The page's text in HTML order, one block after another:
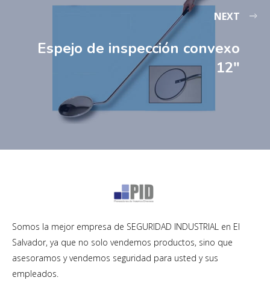
NEXT
Espejo de inspección convexo
12″
Somos la mejor empresa de SEGURIDAD INDUSTRIAL en El
Salvador, ya que no solo vendemos productos, sino que
asesoramos y vendemos seguridad para usted y sus
empleados.